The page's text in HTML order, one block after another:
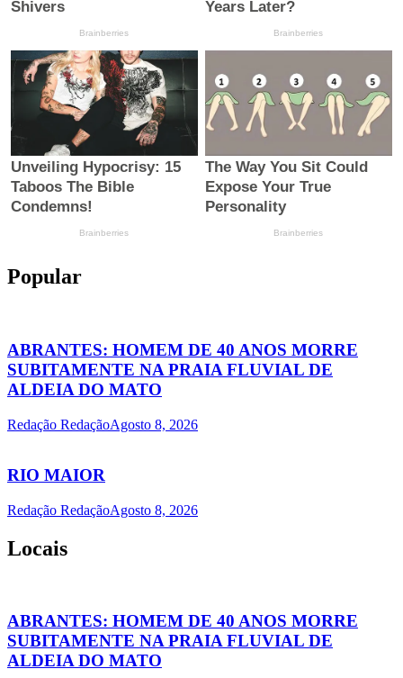
Popular
ABRANTES: HOMEM DE 40 ANOS MORRE
SUBITAMENTE NA PRAIA FLUVIAL DE
ALDEIA DO MATO
Redação RedaçãoAgosto 8, 2026
RIO MAIOR
Redação RedaçãoAgosto 8, 2026
Locais
ABRANTES: HOMEM DE 40 ANOS MORRE
SUBITAMENTE NA PRAIA FLUVIAL DE
ALDEIA DO MATO